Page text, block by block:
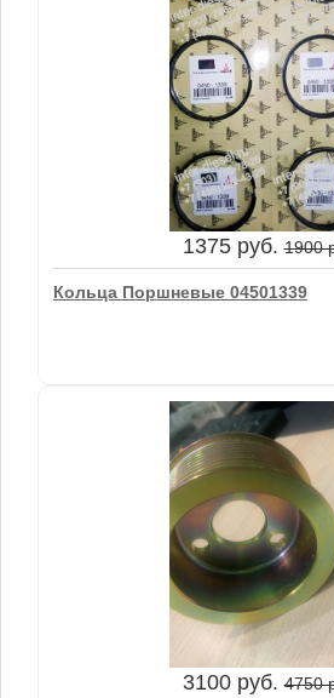
6600 руб. 8950
Поршень 4955190 (+
В корзину
1375 руб.1900
Кольца Поршневые 04501339
1375 руб.1900
Кольца Поршневые 04501339
3100 руб.4750